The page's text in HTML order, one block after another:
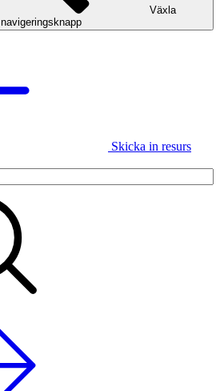
Växla
navigeringsknapp
Skicka in resurs